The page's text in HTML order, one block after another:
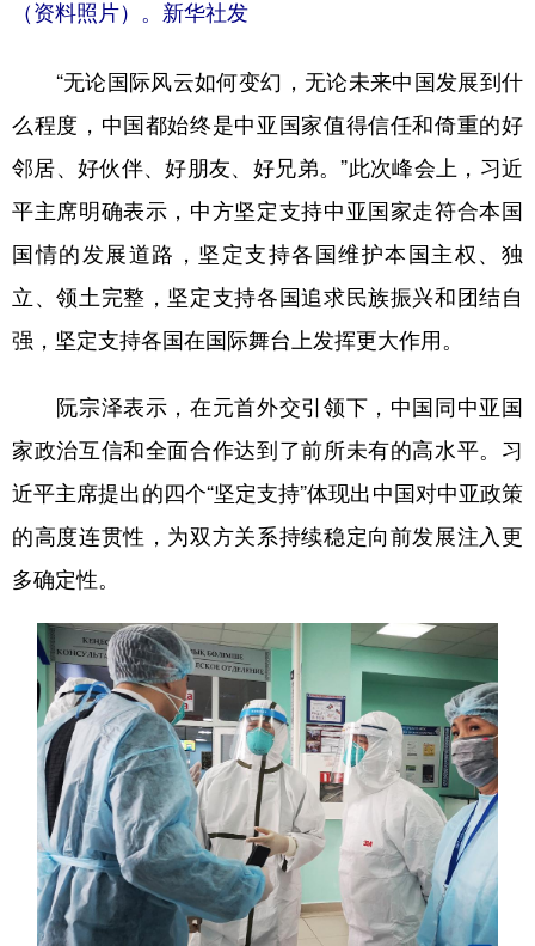
（资料照片）。新华社发
“无论国际风云如何变幻，无论未来中国发展到什
么程度，中国都始终是中亚国家值得信任和倚重的好
邻居、好伙伴、好朋友、好兄弟。”此次峰会上，习近
平主席明确表示，中方坚定支持中亚国家走符合本国
国情的发展道路，坚定支持各国维护本国主权、独
立、领土完整，坚定支持各国追求民族振兴和团结自
强，坚定支持各国在国际舞台上发挥更大作用。
阮宗泽表示，在元首外交引领下，中国同中亚国
家政治互信和全面合作达到了前所未有的高水平。习
近平主席提出的四个“坚定支持”体现出中国对中亚政策
的高度连贯性，为双方关系持续稳定向前发展注入更
多确定性。